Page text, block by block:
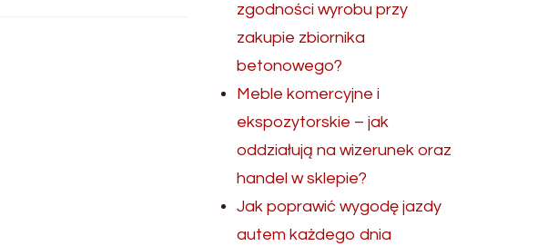
zgodności wyrobu przy
zakupie zbiornika
betonowego?
Meble komercyjne i
ekspozytorskie – jak
oddziałują na wizerunek oraz
handel w sklepie?
Jak poprawić wygodę jazdy
autem każdego dnia